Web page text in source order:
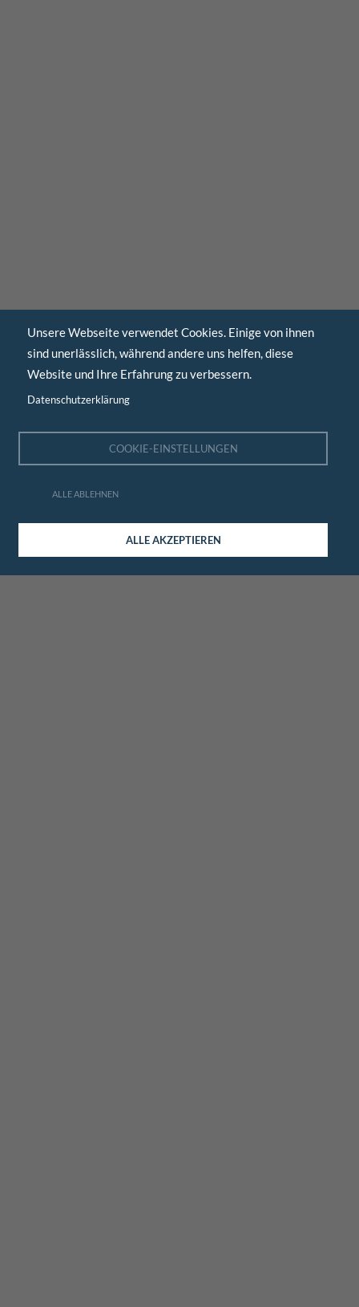
Unsere Webseite verwendet Cookies. Einige von ihnen
sind unerlässlich, während andere uns helfen, diese
Website und Ihre Erfahrung zu verbessern.
Datenschutzerklärung
COOKIE-EINSTELLUNGEN
ALLE ABLEHNEN
ALLE AKZEPTIEREN